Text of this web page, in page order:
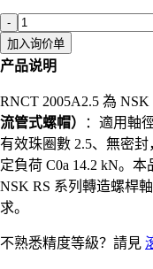
-
加入询价单
产品说明
RNCT 2005A2.5 為 NSK
流管式螺帽）
：適用軸
有效珠圈數 2.5、無密
定負荷 C0a 14.2 kN。
NSK RS 系列轉造螺桿
求。
不熟悉精度等級？請見